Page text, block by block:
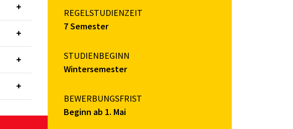
REGELSTUDIENZEIT
7 Semester
STUDIENBEGINN
Wintersemester
BEWERBUNGSFRIST
Beginn ab 1. Mai